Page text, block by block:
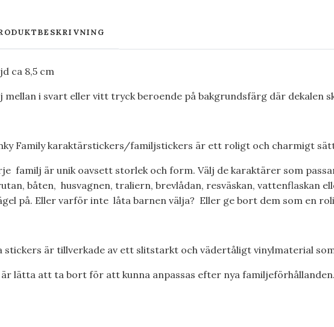
ca 8,5 cm
mellan i svart eller vitt tryck beroende på bakgrundsfärg där dekalen
Family karaktärstickers/familjstickers är ett roligt och charmigt
familj är unik oavsett storlek och form. Välj de karaktärer som
båten, husvagnen, traliern, brevlådan, resväskan, vattenflaskan
på. Eller varför inte låta barnen välja? Eller ge bort dem som en
stickers är tillverkade av ett slitstarkt och vädertåligt vinylmaterial
är lätta att ta bort för att kunna anpassas efter nya familjeförhållanden.